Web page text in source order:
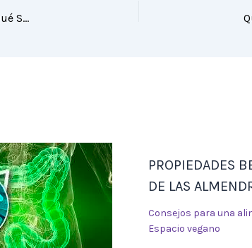
Descubre los Sorprendentes Beneficios de los Antioxidantes: Qué Son y Por Qué los Necesitamos
PROPIEDADES
DE LAS
Consejos para una
Espacio vegano